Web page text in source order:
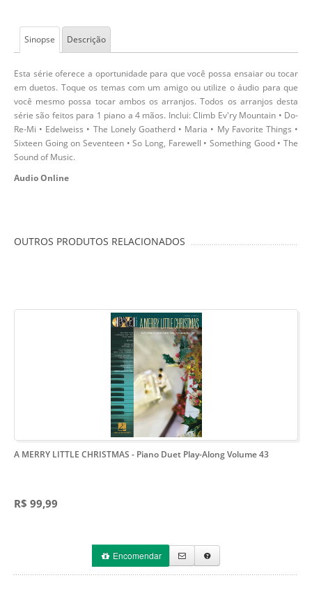
Sinopse Descrição
Esta série oferece a oportunidade para que você possa ensaiar ou tocar
em duetos. Toque os temas com um amigo ou utilize o áudio para que
você mesmo possa tocar ambos os arranjos. Todos os arranjos desta
série são feitos para 1 piano a 4 mãos. Inclui: Climb Ev'ry Mountain • Do-
Re-Mi • Edelweiss • The Lonely Goatherd • Maria • My Favorite Things •
Sixteen Going on Seventeen • So Long, Farewell • Something Good • The
Sound of Music.
Audio Online
OUTROS PRODUTOS RELACIONADOS
A MERRY LITTLE CHRISTMAS - Piano Duet Play-Along Volume 43
R$ 99,99
Encomendar